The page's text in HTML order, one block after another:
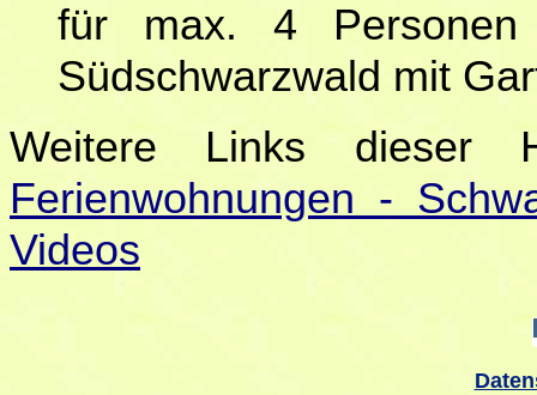
für max. 4
Südschwarzwald mit
Weitere Links dieser
Ferienwohnungen -
Videos